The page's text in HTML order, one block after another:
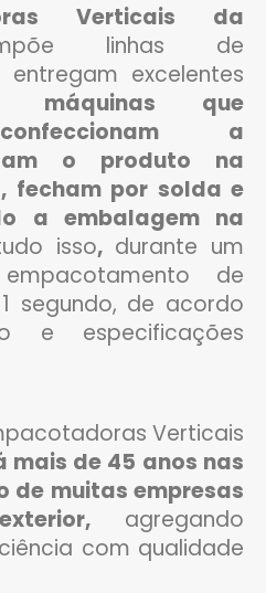
Verticais da
linhas de
excelentes
máquinas que
a
o produto na
fecham por solda e
a embalagem na
isso, durante um
de
segundo, de acordo
e especificações
Verticais
mais de 45 anos nas
de muitas empresas
agregando
com qualidade